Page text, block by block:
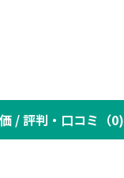
/ 評判・口コミ（0)